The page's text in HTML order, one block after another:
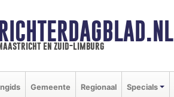
en zuid-limburg
Gemeente Regionaal Specials